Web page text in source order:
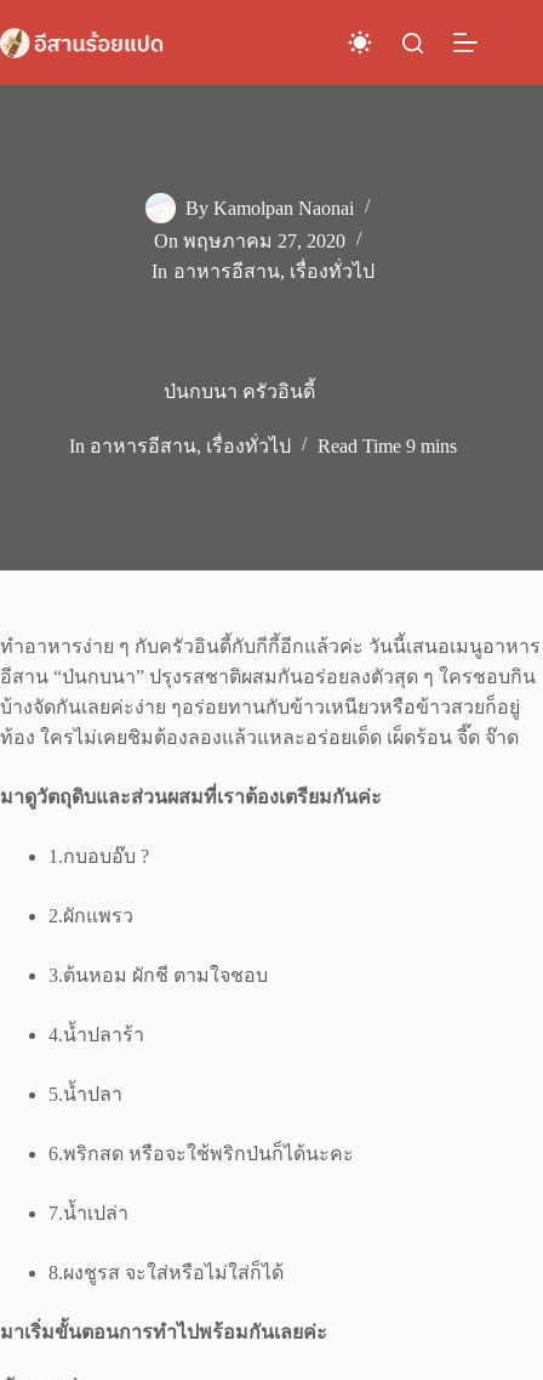
to
content
By Kamolpan Naonai
On พฤษภาคม 27, 2020
In อาหารอีสาน, เรื่องทั่วไป
ป่นกบนา ครัวอินดี้
In อาหารอีสาน, เรื่องทั่วไป Read Time 9 mins
ทำอาหารง่าย ๆ กับครัวอินดี้กับกีกี้อีกแล้วค่ะ วันนี้เสนอเมนูอาหาร
อีสาน “ป่นกบนา” ปรุงรสชาติผสมกันอร่อยลงตัวสุด ๆ ใครชอบกิน
บ้างจัดกันเลยค่ะง่าย ๆอร่อยทานกับข้าวเหนียวหรือข้าวสวยก็อยู่
ท้อง ใครไม่เคยชิมต้องลองแล้วแหละอร่อยเด็ด เผ็ดร้อน จี๊ด จ๊าด
มาดูวัตถุดิบและส่วนผสมที่เราต้องเตรียมกันค่ะ
1.กบอบอ๊บ ?
2.ผักแพรว
3.ต้นหอม ผักชี ตามใจชอบ
4.น้ำปลาร้า
5.น้ำปลา
6.พริกสด หรือจะใช้พริกป่นก็ได้นะคะ
7.น้ำเปล่า
8.ผงชูรส จะใส่หรือไม่ใส่ก็ได้
มาเริ่มขั้นตอนการทำไปพร้อมกันเลยค่ะ